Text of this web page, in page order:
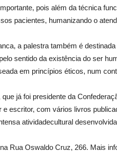
pois além da técnica
pacientes, humanizando o
a palestra também é
sentido da existência do ser
em princípios éticos, num
já foi presidente da
e escritor, com vários livros
atividadecultural
Rua Oswaldo Cruz, 266. Mais